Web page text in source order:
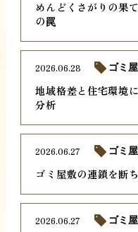
めんどくさがりの果
の罠
地域格差と住宅環境
分析
2026.06.28 ゴミ
ゴミ屋敷の連鎖を断
2026.06.27 ゴミ
2026.06.27 ゴミ